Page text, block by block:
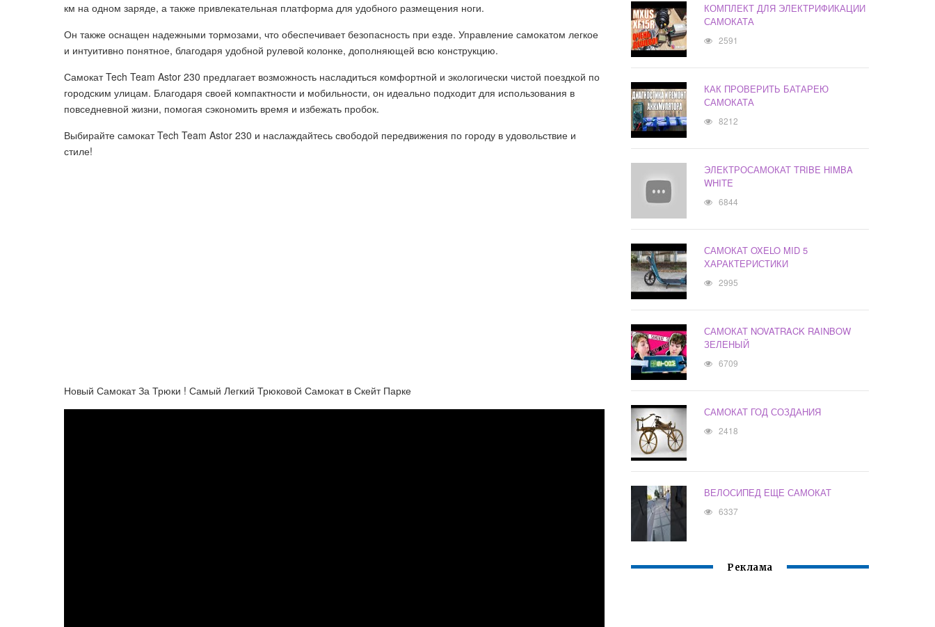
км на одном заряде, а также привлекательная платформа для удобного размещения ноги.
Он также оснащен надежными тормозами, что обеспечивает безопасность при езде. Управление самокатом легкое
и интуитивно понятное, благодаря удобной рулевой колонке, дополняющей всю конструкцию.
Самокат Tech Team Astor 230 предлагает возможность насладиться комфортной и экологически чистой поездкой по
городским улицам. Благодаря своей компактности и мобильности, он идеально подходит для использования в
повседневной жизни, помогая сэкономить время и избежать пробок.
Выбирайте самокат Tech Team Astor 230 и наслаждайтесь свободой передвижения по городу в удовольствие и
стиле!
Новый Самокат За Трюки ! Самый Легкий Трюковой Самокат в Скейт Парке
КОМПЛЕКТ ДЛЯ ЭЛЕКТРИФИКАЦИИ
САМОКАТА
2591
КАК ПРОВЕРИТЬ БАТАРЕЮ
САМОКАТА
8212
ЭЛЕКТРОСАМОКАТ TRIBE HIMBA
WHITE
6844
САМОКАТ OXELO MID 5
ХАРАКТЕРИСТИКИ
2995
САМОКАТ NOVATRACK RAINBOW
ЗЕЛЕНЫЙ
6709
САМОКАТ ГОД СОЗДАНИЯ
2418
ВЕЛОСИПЕД ЕЩЕ САМОКАТ
6337
Реклама